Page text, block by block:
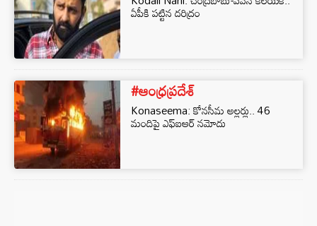
ఏపీకి పట్టిన దరిద్రం
#ఆంధ్రప్రదేశ్
Konaseema: కోనసీమ అల్లర్లు.. 46
మందిపై ఎఫ్‌ఐఆర్ నమోదు